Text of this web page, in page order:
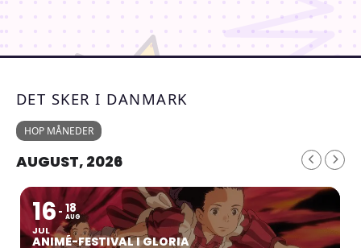
DET SKER I DANMARK
HOP MÅNEDER
AUGUST, 2026
16
JUL
18
AUG
ANIMÉ-FESTIVAL I GLORIA